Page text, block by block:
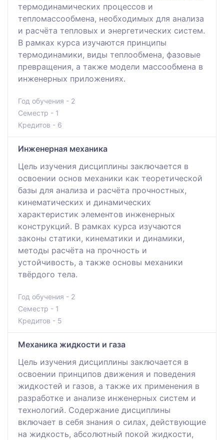
термодинамических процессов и
тепломассообмена, необходимых для анализа
и расчёта тепловых и энергетических систем.
В рамках курса изучаются принципы
термодинамики, виды теплообмена, фазовые
превращения, а также модели массообмена в
инженерных приложениях.
Год обучения - 2
Семестр - 1
Кредитов - 6
Инженерная механика
Цель изучения дисциплины заключается в
освоении основ механики как теоретической
базы для анализа и расчёта прочностных,
кинематических и динамических
характеристик элементов инженерных
конструкций. В рамках курса изучаются
законы статики, кинематики и динамики,
методы расчёта на прочность и
устойчивость, а также основы механики
твёрдого тела.
Год обучения - 2
Семестр - 1
Кредитов - 5
Механика жидкости и газа
Цель изучения дисциплины заключается в
освоении принципов движения и поведения
жидкостей и газов, а также их применения в
разработке и анализе инженерных систем и
технологий. Содержание дисциплины
включает в себя знания о силах, действующие
на жидкость, абсолютный покой жидкости,